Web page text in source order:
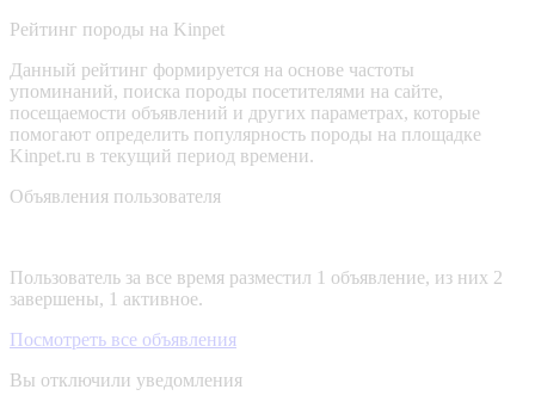
Рейтинг породы на Kinpet
Данный рейтинг формируется на основе частоты
упоминаний, поиска породы посетителями на сайте,
посещаемости объявлений и других параметрах, которые
помогают определить популярность породы на площадке
Kinpet.ru в текущий период времени.
Объявления пользователя
Пользователь за все время разместил 1 объявление, из них 2
завершены, 1 активное.
Посмотреть все объявления
Вы отключили уведомления